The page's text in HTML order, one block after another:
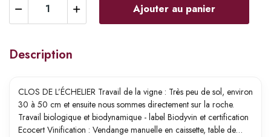
Ajouter au panier
Description
CLOS DE L’ÉCHELIER Travail de la vigne : Très peu de sol, environ
30 à 50 cm et ensuite nous sommes directement sur la roche.
Travail biologique et biodynamique - label Biodyvin et certification
Ecocert Vinification : Vendange manuelle en caissette, table de…